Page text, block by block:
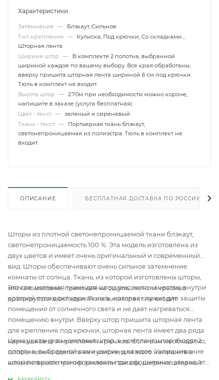
Характеристики
Затемнение —
Блэкаут, Сильное
Тип крепления
—
Кулиска, Под крючки, Со складками ,
Шторная лента
Ширина штор
—
В комплекте 2 полотна, выбранной
шириной каждое по вашему выбору. Все края обработаны,
вверху пришита шторная лента шириной 6 см под крючки.
Тюль в комплект не входит.
Высота штор
— 2.70м при необходимости можно короче,
напишите в заказе (услуга бесплатная)
Цвет - текст — зеленый и сиреневый
Ткань - текст —
Портьерная ткань блэкаут,
светонепроницаемая из полиэстра. Тюль в комплект не
входит.
ОПИСАНИЕ БЕСПЛАТНАЯ ДОСТАВКА ПО РОССИИ
Шторы из плотной светонепроницаемой ткани блэкаут,
светонепроницаемость 100 %. Эта модель изготовлена из
двух цветов и имеет очень оригинальный и современный
вид. Шторы обеспечивают очень сильное затемнение
комнаты от солнца. Ткань, из которой изготовлены шторы,
мягкая, матовая, приятная на ощупь, легко и красиво
драпируется в складки. Тюль в комплект не входит.
Это специальная ткань для штор высокого качества, внутри
которой проходит черная нить, которая служит для защиты
помещения от солнечного света и не даёт нагреваться
помещению внутри. Вверху штор пришита шторная лента
для крепления под крючки, шторная лента имеет два ряда
кармашков для крепления крючков. Если вам необходимо,
шторы можно сделать на кулиске, для этого напишите в
комментариях при оформлении заказа, ширина шторной
Цена указана за комплект штор, в комплект штор входят 2
полотна, выбранной вами ширины каждое. Укорачивание
штор по высоте можно заказать при оформление заказа, эта